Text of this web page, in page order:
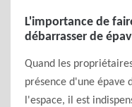
L'importance de
débarrasser de
Quand les
présence d'une épave
l'espace, il est